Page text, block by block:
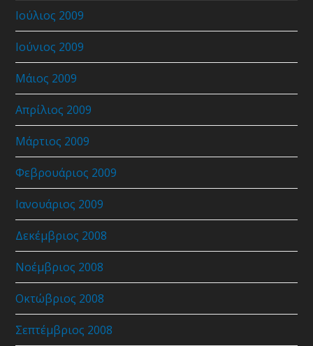
Ιούλιος 2009
Ιούνιος 2009
Μάιος 2009
Απρίλιος 2009
Μάρτιος 2009
Φεβρουάριος 2009
Ιανουάριος 2009
Δεκέμβριος 2008
Νοέμβριος 2008
Οκτώβριος 2008
Σεπτέμβριος 2008